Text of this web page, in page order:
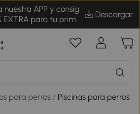
nuestra APP y consig
EXTRA para tu prime
Descargar
para perros / Piscinas para perros